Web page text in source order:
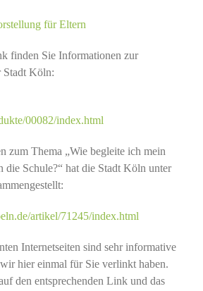
für Eltern
finden Sie Informationen zur
Stadt Köln:
00082/index.html
zum Thema „Wie begleite ich mein
Schule?“ hat die Stadt Köln unter
artikel/71245/index.html
Internetseiten sind sehr informative
hier einmal für Sie verlinkt haben.
den entsprechenden Link und das